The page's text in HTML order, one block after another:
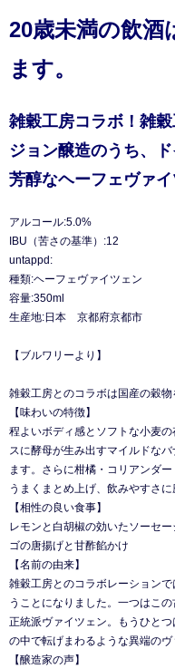
20歳未満の飲酒
ます。
雑穀工房コラボ！雑
ジョン醸造のうち、
芳醇なヘーフェヴァ
アルコール:5.0%
IBU（苦さの基準）:12
untappd:
種類:ヘーフェヴァイツェン
容量:350ml
生産地:日本 京都府京都市
【ブルワリーより】
雑穀工房とのコラボは国産の穀
【味わいの特徴】
程よいボディ感とソフトな小麦
スに酵母が生み出すマイルドな
ます。さらに柑橘・コリアンダ
うまくまとめ上げ、飲みやすさに
【相性の良い食事】
レモンと白胡椒の効いたソーセ
ゴの唐揚げと甘酢餡かけ
【名前の由来】
雑穀工房とのコラボレーション
うことになりました。一つはこ
正統派ヴァイツェン。もうひと
の中で転げまわるような異端のヴ
【醸造家の声】